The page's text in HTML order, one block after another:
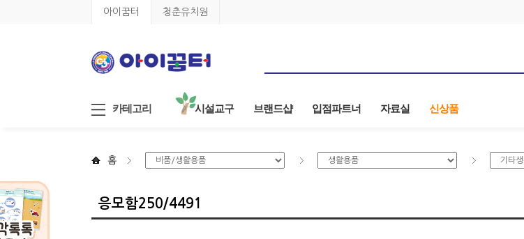
아이꿈터 청춘유치원
카테고리 시설교구 브랜드샵 입점파트너 자료실 신상품
홈
응모함250/4491